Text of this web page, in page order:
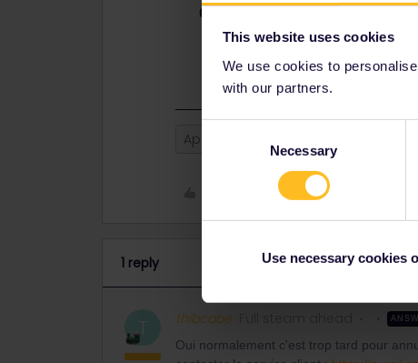
This website uses cookies
We use cookies to
with our partners.
Necessary
Use necessary cookies
Best answer bythibcabe
Oui normalement c'est trop tard
App
1 reply
T thibcabe
Oui normalement c'est trop tard pour